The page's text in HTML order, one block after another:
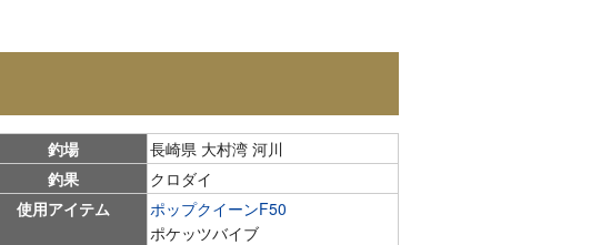
釣場
長崎県 大村湾 河川
釣果
クロダイ
使用アイテム
ポップクイーンF50
ポケッツバイブ